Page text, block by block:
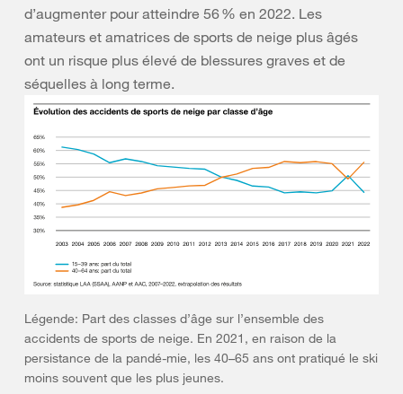
d’augmenter pour atteindre 56 % en 2022. Les
amateurs et amatrices de sports de neige plus âgés
ont un risque plus élevé de blessures graves et de
séquelles à long terme.
Légende: Part des classes d’âge sur l’ensemble des
accidents de sports de neige. En 2021, en raison de la
persistance de la pandé-mie, les 40–65 ans ont pratiqué le ski
moins souvent que les plus jeunes.